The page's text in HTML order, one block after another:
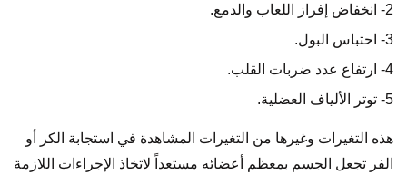
2- انخفاض إفراز اللعاب والدمع.
3- احتباس البول.
4- ارتفاع عدد ضربات القلب.
5- توتر الألياف العضلية.
هذه التغيرات وغيرها من التغيرات المشاهدة في استجابة الكر أو
الفر تجعل الجسم بمعظم أعضائه مستعداً لاتخاذ الإجراءات اللازمة